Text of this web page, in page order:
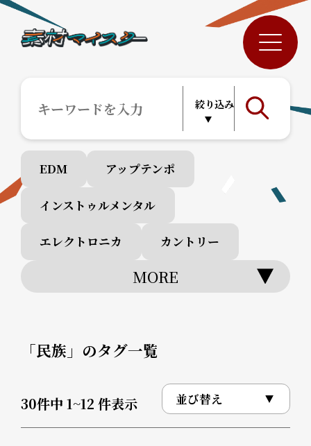
EDM アップテンポ
インストゥルメンタル
エレクトロニカ カントリー
MORE
「民族」のタグ一覧
30件中 1~12 件表示